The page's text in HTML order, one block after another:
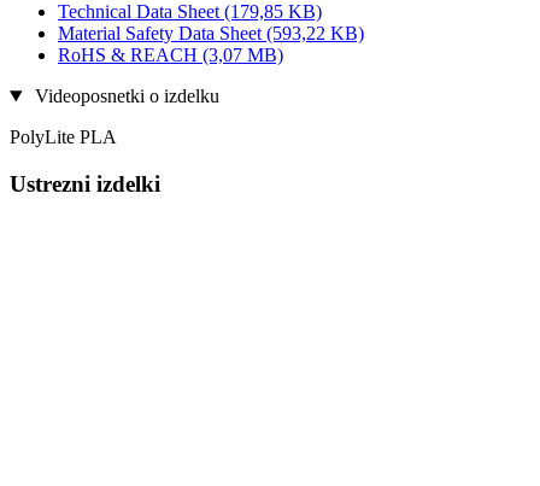
Technical Data Sheet (179,85 KB)
Material Safety Data Sheet (593,22 KB)
RoHS & REACH (3,07 MB)
Videoposnetki o izdelku
PolyLite PLA
Ustrezni izdelki